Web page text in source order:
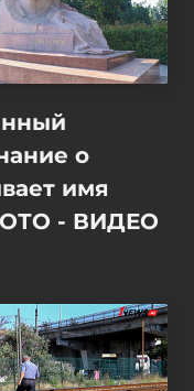
о
имя
- ВИДЕО